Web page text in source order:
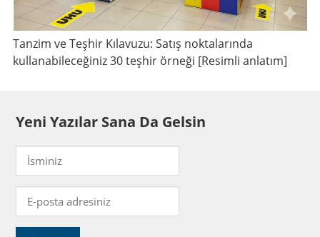
Tanzim ve Teşhir Kılavuzu: Satış noktalarında
kullanabileceğiniz 30 teşhir örneği [Resimli anlatım]
Yeni Yazılar Sana Da Gelsin